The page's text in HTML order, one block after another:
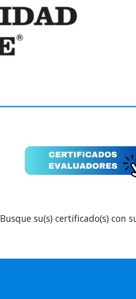
Busque su(s) certificado(s) con